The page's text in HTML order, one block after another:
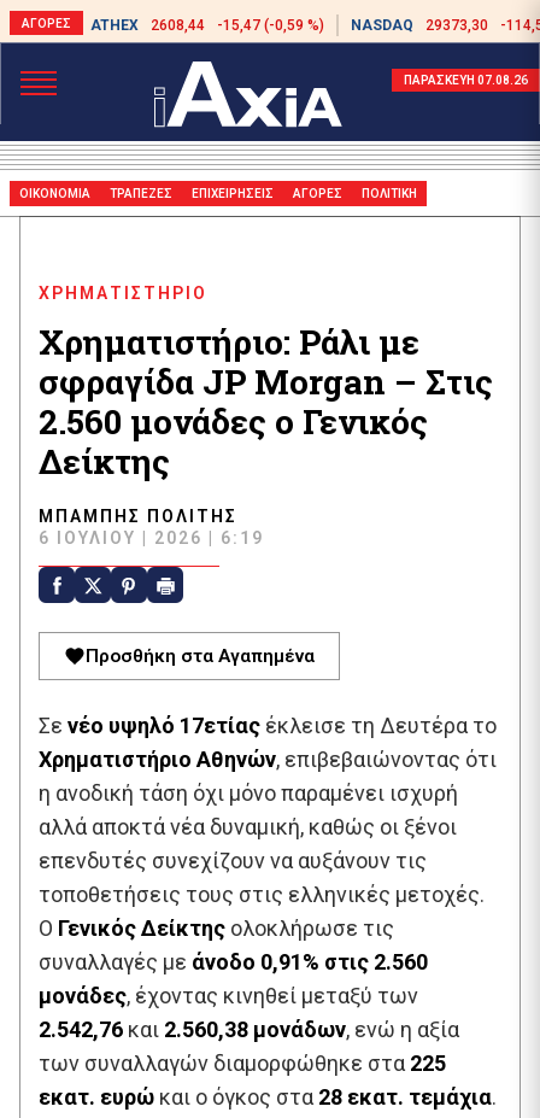
ATHEX 2608,44 -15,47 (-0,59 %) NASDAQ 29373,30 -
ΠΑΡΑΣΚΕΥΗ 07.08.26
ΟΙΚΟΝΟΜΙΑ ΤΡΑΠΕΖΕΣ ΕΠΙΧΕΙΡΗΣΕΙΣ ΑΓΟΡΕΣ ΠΟΛΙΤΙΚΗ
ΧΡΗΜΑΤΙΣΤΗΡΙΟ
Χρηματιστήριο: Ράλι με
σφραγίδα JP Morgan – Στις
2.560 μονάδες ο Γενικός
Δείκτης
ΜΠΆΜΠΗΣ ΠΟΛΊΤΗΣ
6 ΙΟΥΛΊΟΥ | 2026 | 6:19
Προσθήκη στα Αγαπημένα
Σε νέο υψηλό 17ετίας έκλεισε τη Δευτέρα το
Χρηματιστήριο Αθηνών, επιβεβαιώνοντας ότι
η ανοδική τάση όχι μόνο παραμένει ισχυρή
αλλά αποκτά νέα δυναμική, καθώς οι ξένοι
επενδυτές συνεχίζουν να αυξάνουν τις
τοποθετήσεις τους στις ελληνικές μετοχές.
Ο Γενικός Δείκτης ολοκλήρωσε τις
συναλλαγές με άνοδο 0,91% στις 2.560
μονάδες, έχοντας κινηθεί μεταξύ των
2.542,76 και 2.560,38 μονάδων, ενώ η αξία
των συναλλαγών διαμορφώθηκε στα 225
εκατ. ευρώ και ο όγκος στα 28 εκατ. τεμάχια.